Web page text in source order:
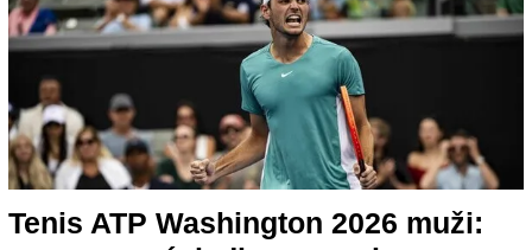
Tenis ATP Washington 2026 muži: